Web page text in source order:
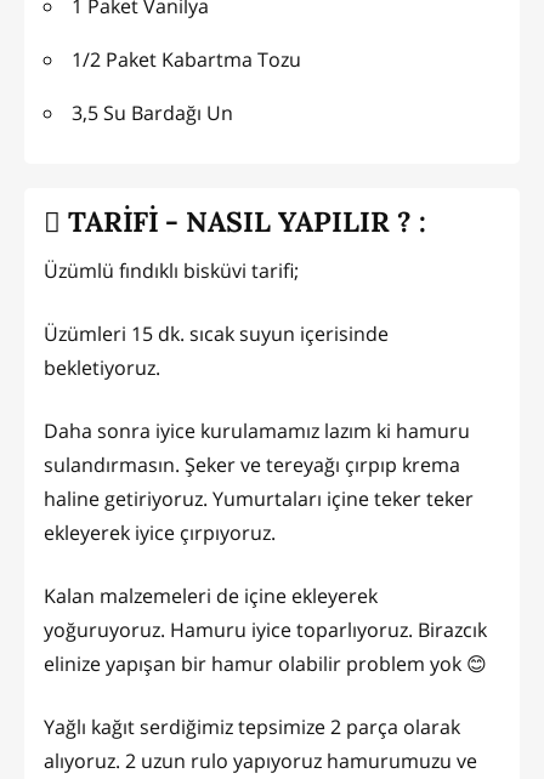
1 Paket Vanilya
1/2 Paket Kabartma Tozu
3,5 Su Bardağı Un
TARİFİ - NASIL YAPILIR ? :
Üzümlü fındıklı bisküvi tarifi;
Üzümleri 15 dk. sıcak suyun içerisinde
bekletiyoruz.
Daha sonra iyice kurulamamız lazım ki hamuru
sulandırmasın. Şeker ve tereyağı çırpıp krema
haline getiriyoruz. Yumurtaları içine teker teker
ekleyerek iyice çırpıyoruz.
Kalan malzemeleri de içine ekleyerek
yoğuruyoruz. Hamuru iyice toparlıyoruz. Birazcık
elinize yapışan bir hamur olabilir problem yok 😊
Yağlı kağıt serdiğimiz tepsimize 2 parça olarak
alıyoruz. 2 uzun rulo yapıyoruz hamurumuzu ve